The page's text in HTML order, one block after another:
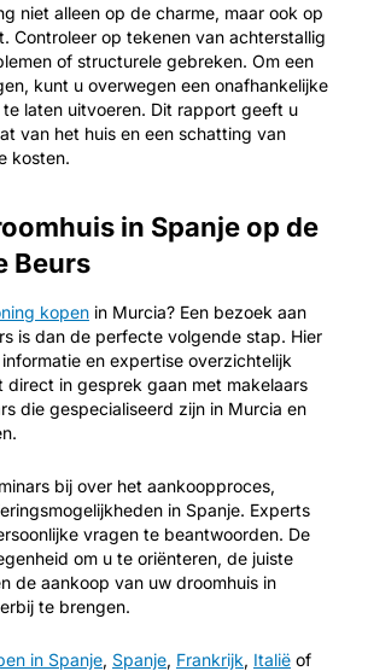
niet alleen op de charme, maar ook op
Controleer op tekenen van achterstallig
of structurele gebreken. Om een
kunt u overwegen een onafhankelijke
laten uitvoeren. Dit rapport geeft u
van het huis en een schatting van
kosten.
in Spanje op de
Beurs
kopen in Murcia? Een bezoek aan
is dan de perfecte volgende stap. Hier
en expertise overzichtelijk
direct in gesprek gaan met makelaars
die gespecialiseerd zijn in Murcia en
bij over het aankoopproces,
in Spanje. Experts
vragen te beantwoorden. De
om u te oriënteren, de juiste
de aankoop van uw droomhuis in
te brengen.
in Spanje, Spanje, Frankrijk, Italië of